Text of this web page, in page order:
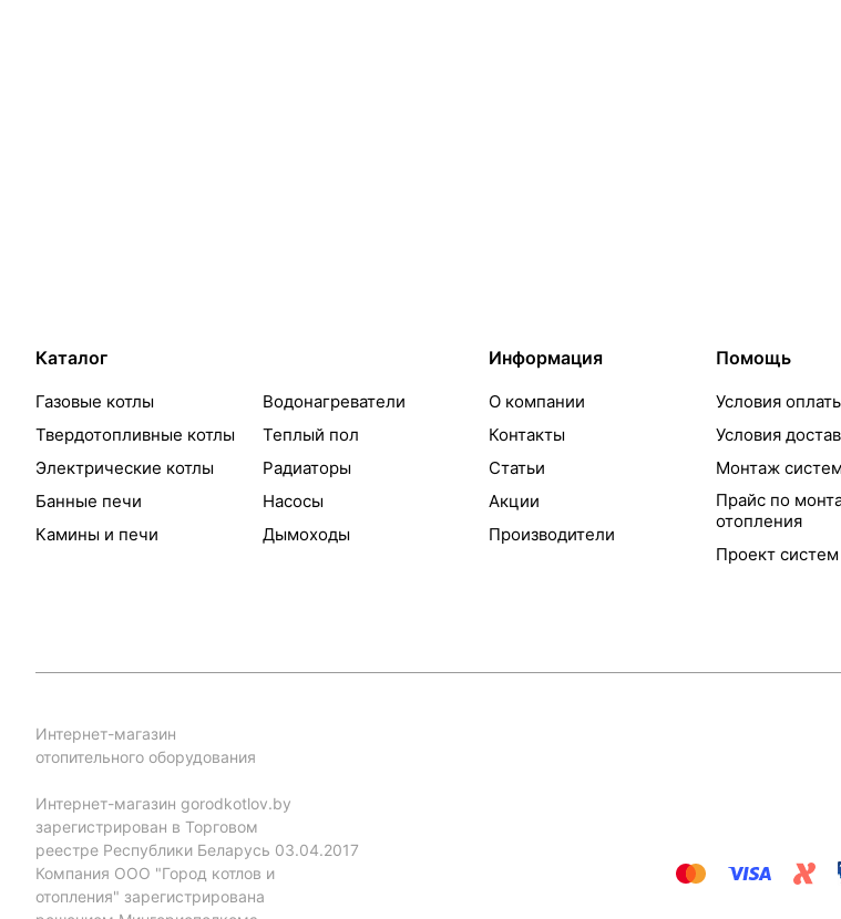
Каталог
Газовые котлы
Твердотопливные котлы
Электрические котлы
Банные печи
Камины и печи
Водонагреватели
Теплый пол
Радиаторы
Насосы
Дымоходы
Информация
О компании
Контакты
Статьи
Акции
Производители
Помощь
Условия
Условия
Монтаж
Прайс по
отопления
Проект
Интернет-магазин
отопительного оборудования
Интернет-магазин gorodkotlov.by
зарегистрирован в Торговом
реестре Республики Беларусь 03.04.2017
Компания ООО "Город котлов и
отопления" зарегистрирована